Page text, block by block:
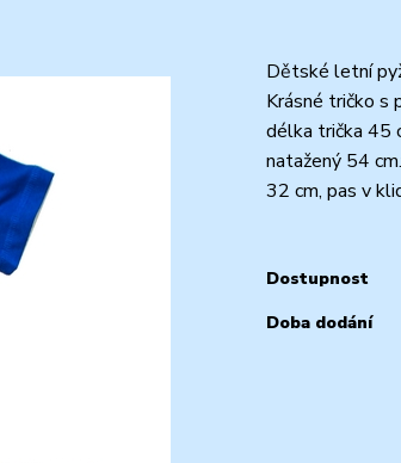
Dětské letní
Krásné tričko s
délka trička 45
natažený 54
32 cm, pas v
Dostupnost
Doba dodání